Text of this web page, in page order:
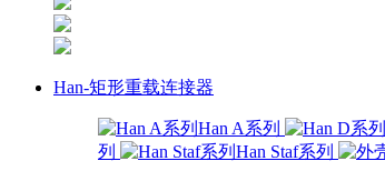
Han-矩形重载连接器
Han A系列
列
Han Staf系列